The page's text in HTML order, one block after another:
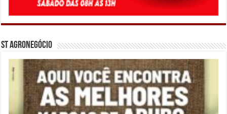
ST Agronegócio